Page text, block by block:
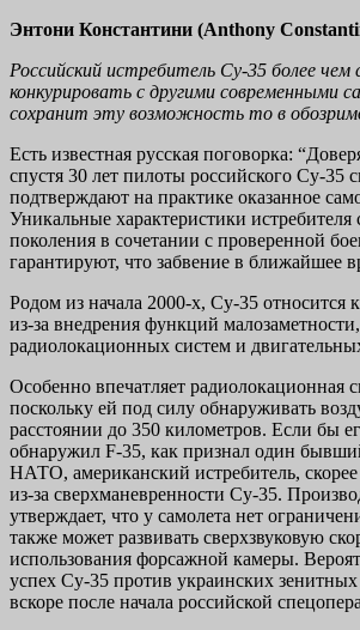
Энтони Константини (Anthony
Российский истребитель Су-35 более чем
конкурировать с другими современными
сохранит эту возможность то в
Есть известная русская поговорка:
спустя 30 лет пилоты российского Су-35
подтверждают на практике оказанное
Уникальные характеристики
поколения в сочетании с проверенной
гарантируют, что забвение в ближайшее
Родом из начала 2000-х, Су-35 относится
из-за внедрения функций
радиолокационных систем и
Особенно впечатляет радиолокационная
поскольку ей под силу обнаруживать
расстоянии до 350 километров. Если бы
обнаружил F-35, как признал один
НАТО, американский истребитель,
из-за сверхманевренности Су-35.
утверждает, что у самолета нет
также может развивать сверхзвуковую
использования форсажной камеры.
успех Су-35 против украинских
вскоре после начала российской